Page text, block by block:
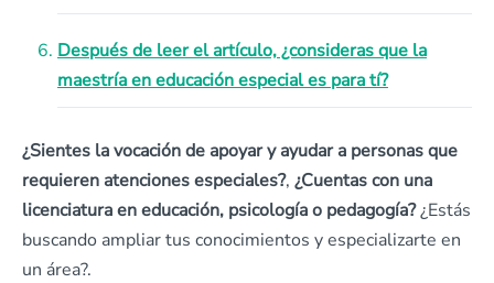
Después de leer el artículo, ¿consideras que la
maestría en educación especial es para tí?
¿Sientes la vocación de apoyar y ayudar a personas que
requieren atenciones especiales?, ¿Cuentas con una
licenciatura en educación, psicología o pedagogía?¿Estás
buscando ampliar tus conocimientos y especializarte en
un área?.